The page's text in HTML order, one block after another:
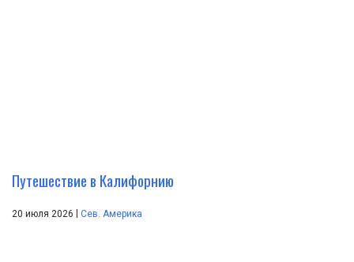
Путешествие в Калифорнию
20 июля 2026 Сев. Америка